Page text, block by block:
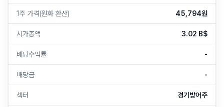
1주 가격(원화 환산) 45,794원
시가총액 3.02 B$
배당수익률 -
배당금 -
섹터 경기방어주